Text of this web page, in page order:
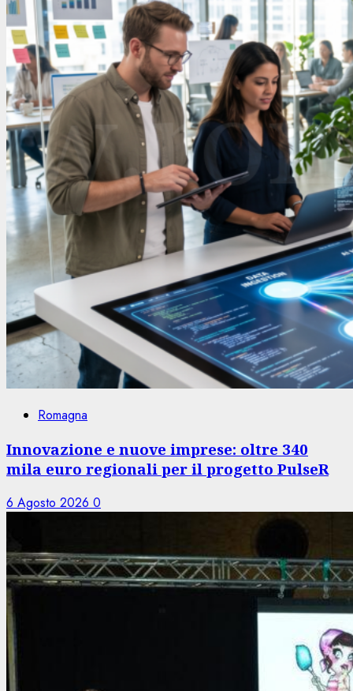
Romagna
Innovazione e nuove imprese: oltre 340
mila euro regionali per il progetto PulseR
6 Agosto 2026 0